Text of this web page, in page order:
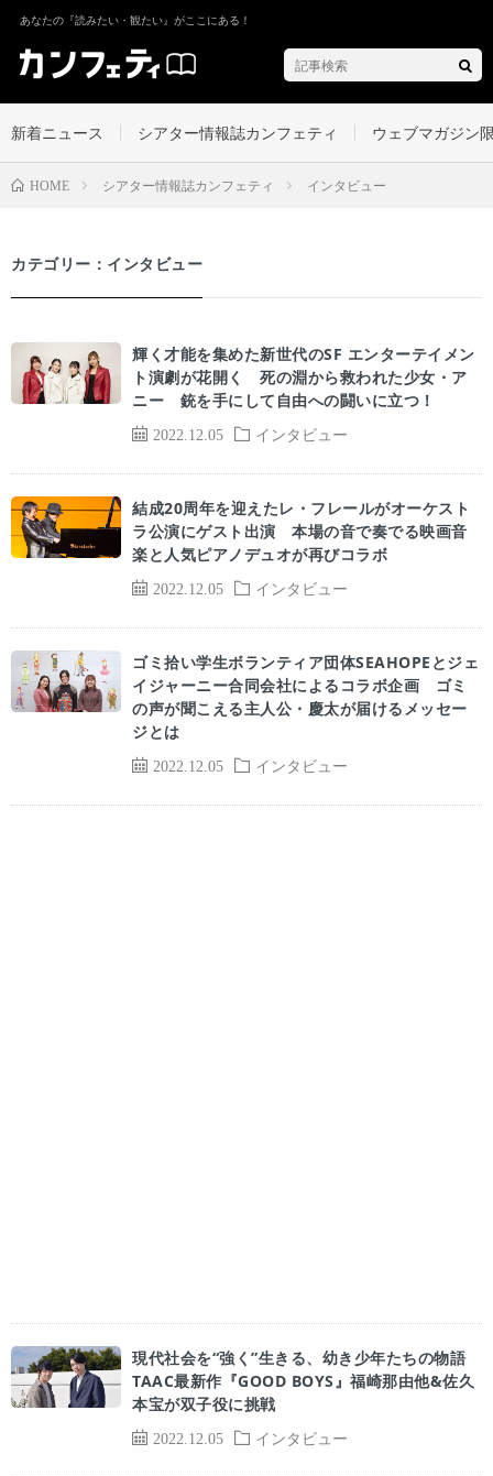
あなたの『読みたい・観たい』がここにある！
新着ニュース シアター情報誌カンフェティ ウェブマガジン
HOME シアター情報誌カンフェティ インタビュー
カテゴリー：インタビュー
2022.12.05 インタビュー
輝く才能を集めた新世代のSF エンターテイメン
ト演劇が花開く 死の淵から救われた少女・ア
ニー 銃を手にして自由への闘いに立つ！
2022.12.05 インタビュー
結成20周年を迎えたレ・フレールがオーケスト
ラ公演にゲスト出演 本場の音で奏でる映画音
楽と人気ピアノデュオが再びコラボ
2022.12.05 インタビュー
ゴミ拾い学生ボランティア団体SEAHOPEとジェ
イジャーニー合同会社によるコラボ企画 ゴミ
の声が聞こえる主人公・慶太が届けるメッセー
ジとは
2022.12.05 インタビュー
現代社会を“強く”生きる、幼き少年たちの物語
TAAC最新作『GOOD BOYS』福崎那由他&佐久
本宝が双子役に挑戦